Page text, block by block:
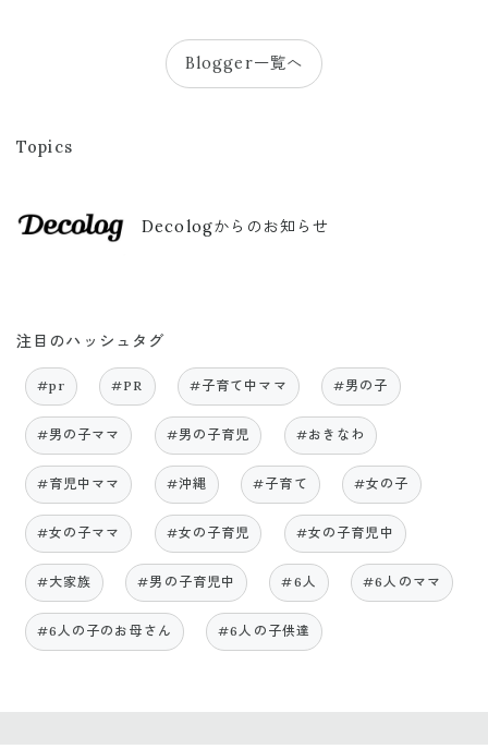
Blogger一覧へ
Topics
Decologからのお知らせ
注目のハッシュタグ
#pr #PR #子育て中ママ #男の子
#男の子ママ #男の子育児 #おきなわ
#育児中ママ #沖縄 #子育て #女の子
#女の子ママ #女の子育児 #女の子育児中
#大家族 #男の子育児中 #6人 #6人のママ
#6人の子のお母さん #6人の子供達